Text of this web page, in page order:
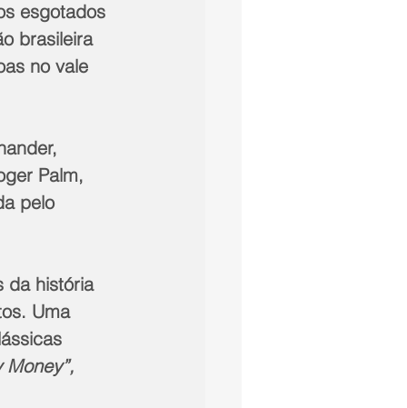
esgotados
brasileira
no vale
Palm,
pelo
da história
Uma
Money”,